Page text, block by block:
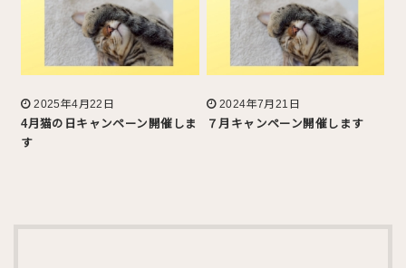
2025年4月22日
4月猫の日キャンペーン開催しま
す
2024年7月21日
７月キャンペーン開催します